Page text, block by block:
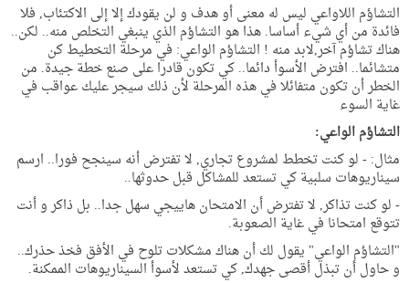
التشاؤم اللاواعي ليس له معنى أو هدف و لن يقودك إلا إلى الاكتئاب, فلا
فائدة من أي شيء أساسا. هذا هو التشاؤم الذي ينبغي التخلص منه.. لكن..
هناك تشاؤم آخر,لابد منه ! التشاؤم الواعي: في مرحلة التخطيط كن
متشائما.. افترض الأسوأ دائما.. كي تكون قادرا على صنع خطة جيدة. من
الخطر أن تكون متفائلا في هذه المرحلة لأن ذلك سيجر عليك عواقب في
غاية السوء
التشاؤم الواعي:
مثال: - لو كنت تخطط لمشروع تجاري, لا تفترض أنه سينجح فورا.. ارسم
سيناريوهات سلبية كي تستعد للمشاكل قبل حدوثها..
- لو كنت تذاكر, لا تفترض أن الامتحان هاييجي سهل جدا.. بل ذاكر و أنت
تتوقع امتحانا في غاية الصعوبة.
"التشاؤم الواعي" يقول لك أن هناك مشكلات تلوح في الأفق فخذ حذرك..
و حاول أن تبذل أقصى جهدك, كي تستعد لأسوأ السيناريوهات الممكنة.